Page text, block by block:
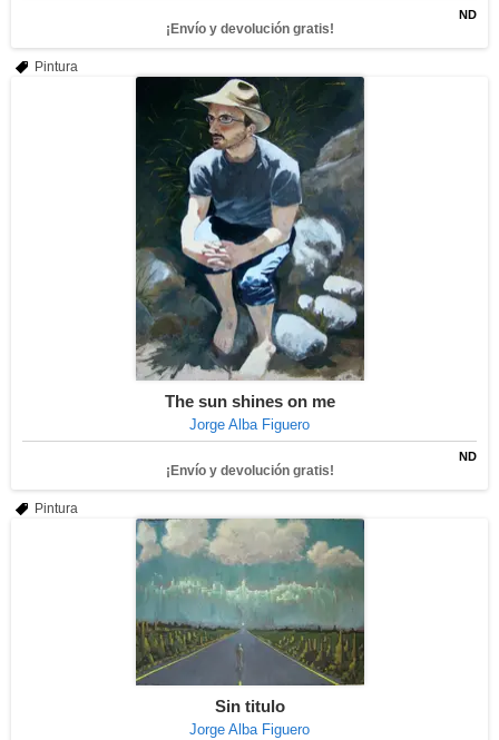
ND
¡Envío y devolución gratis!
Pintura
The sun shines on me
Jorge Alba Figuero
ND
¡Envío y devolución gratis!
Pintura
Sin titulo
Jorge Alba Figuero